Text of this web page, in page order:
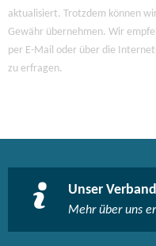
aktualisiert. Trotzdem können
Gewähr übernehmen. Wir
per E-Mail oder über die
zu erfragen.
Unser Verband
Mehr über uns